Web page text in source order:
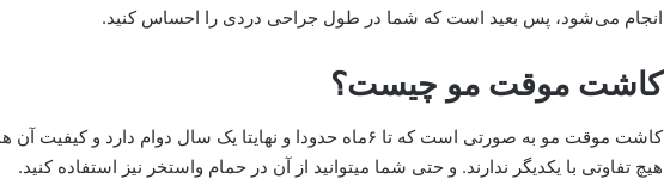
انجام می‌شود، پس بعید است که شما در طول جراحی دردی را احساس کنید.
کاشت موقت مو چیست؟
کاشت موقت مو به صورتی است که تا ۶ماه حدودا و نهایتا یک سال دوام
هیچ تفاوتی با یکدیگر ندارند. و حتی شما میتوانید از آن در حمام واستخر نیز استفاده کنید.